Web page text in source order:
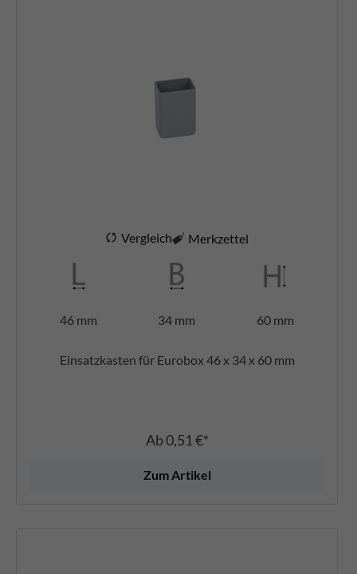
Vergleich Merkzettel
46 mm 34 mm 60 mm
Einsatzkasten für Eurobox 46 x 34 x 60 mm
Ab0,51 €*
Zum Artikel